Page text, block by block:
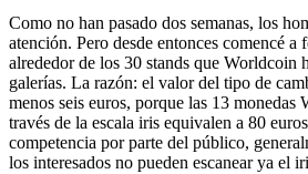
Como no han pasado dos semanas, los
atención. Pero desde entonces comencé a
alrededor de los 30 stands que Worldcoin
galerías. La razón: el valor del tipo de
menos seis euros, porque las 13 monedas
través de la escala iris equivalen a 80
competencia por parte del público,
los interesados ​​no pueden escanear ya el